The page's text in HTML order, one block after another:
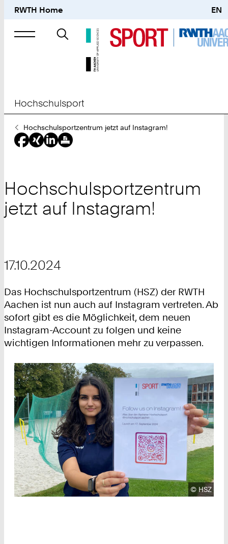
RWTH Home EN
Suche
nach
Hochschulsport
Sie
sind
hier:
Hochschulsportzentrum jetzt auf Instagram!
Hochschulsportzentrum
jetzt auf Instagram!
17.10.2024
Das Hochschulsportzentrum (HSZ) der RWTH
Aachen ist nun auch auf Instagram vertreten. Ab
sofort gibt es die Möglichkeit, dem neuen
Instagram-Account zu folgen und keine
wichtigen Informationen mehr zu verpassen.
© HSZ